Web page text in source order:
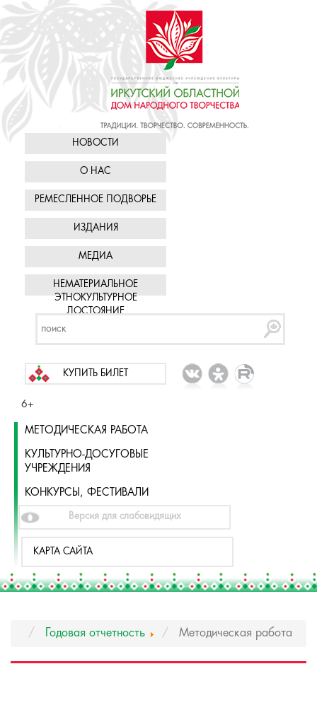
НОВОСТИ
О НАС
РЕМЕСЛЕННОЕ ПОДВОРЬЕ
ИЗДАНИЯ
МЕДИА
НЕМАТЕРИАЛЬНОЕ
ЭТНОКУЛЬТУРНОЕ
ДОСТОЯНИЕ
КУПИТЬ БИЛЕТ
6+
МЕТОДИЧЕСКАЯ РАБОТА
КУЛЬТУРНО-ДОСУГОВЫЕ
УЧРЕЖДЕНИЯ
КОНКУРСЫ, ФЕСТИВАЛИ
Версия для слабовидящих
КАРТА САЙТА
Годовая отчетность Методическая работа